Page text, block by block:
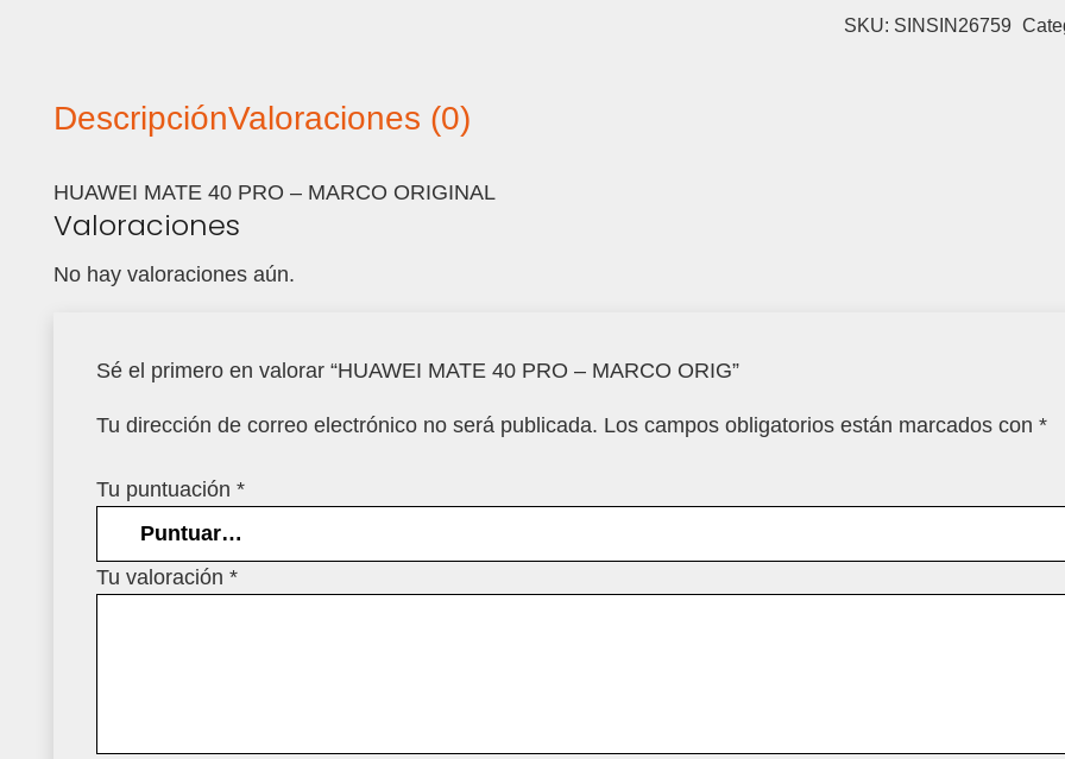
SKU: SINSIN26759
DescripciónValoraciones (0)
HUAWEI MATE 40 PRO – MARCO ORIGINAL
Valoraciones
No hay valoraciones aún.
Sé el primero en valorar “HUAWEI MATE 40 PRO – MARCO ORIG”
Tu dirección de correo electrónico no será publicada. Los campos obligatorios están marcados con *
Tu puntuación *
Tu valoración *